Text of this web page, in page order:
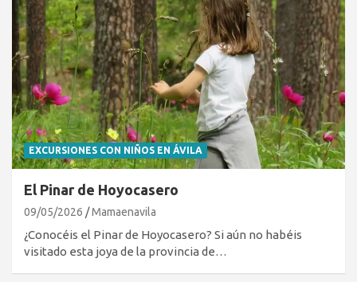
EXCURSIONES CON NIÑOS EN ÁVILA
El Pinar de Hoyocasero
09/05/2026 Mamaenavila
¿Conocéis el Pinar de Hoyocasero? Si aún no habéis
visitado esta joya de la provincia de…